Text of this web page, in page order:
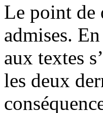
Le point de
admises.
aux textes
les deux